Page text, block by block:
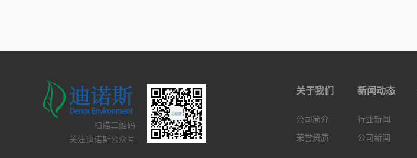
扫描二维码
关注迪诺斯公众号
关于我们
公司简介
荣誉资质
新闻动态
行业新闻
公司新闻